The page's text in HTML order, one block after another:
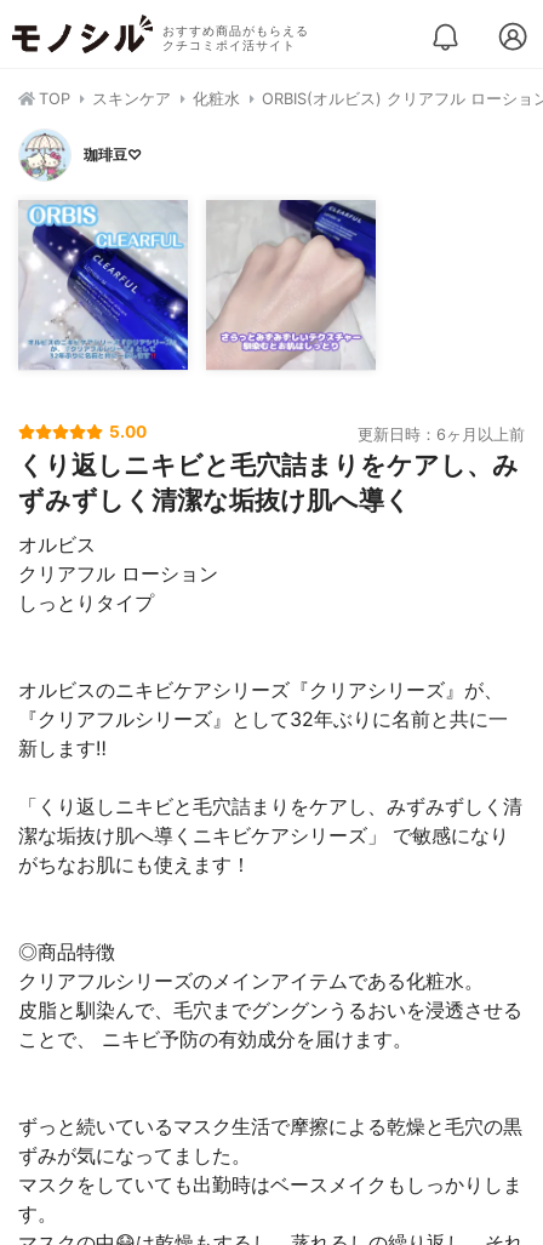
おすすめ商品がもらえる
クチコミポイ活サイト
TOP スキンケア 化粧水 ORBIS(オルビス) クリアフル ローショ
珈琲豆♡
5.00 更新日時：6ヶ月以上前
くり返しニキビと毛穴詰まりをケアし、み
ずみずしく清潔な垢抜け肌へ導く
オルビス
クリアフル ローション
しっとりタイプ
オルビスのニキビケアシリーズ『クリアシリーズ』が、
『クリアフルシリーズ』として32年ぶりに名前と共に一
新します‼️
「くり返しニキビと毛穴詰まりをケアし、みずみずしく清
潔な垢抜け肌へ導くニキビケアシリーズ」 で敏感になり
がちなお肌にも使えます！
◎商品特徴
クリアフルシリーズのメインアイテムである化粧水。
皮脂と馴染んで、毛穴までグングンうるおいを浸透させる
ことで、 ニキビ予防の有効成分を届けます。
ずっと続いているマスク生活で摩擦による乾燥と毛穴の黒
ずみが気になってました。
マスクをしていても出勤時はベースメイクもしっかりしま
す。